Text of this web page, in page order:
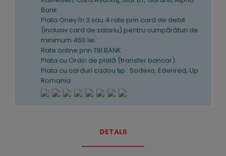
Bank
Plata Oney în 3 sau 4 rate prin card de debit
(inclusiv card de salariu) pentru cumpărături de
minimum 450 lei.
Rate online prin TBI BANK
Plata cu Ordin de plată (transfer bancar)
Plata cu carduri cadou tip : Sodexo, Edenred, Up
Romania
DETALII